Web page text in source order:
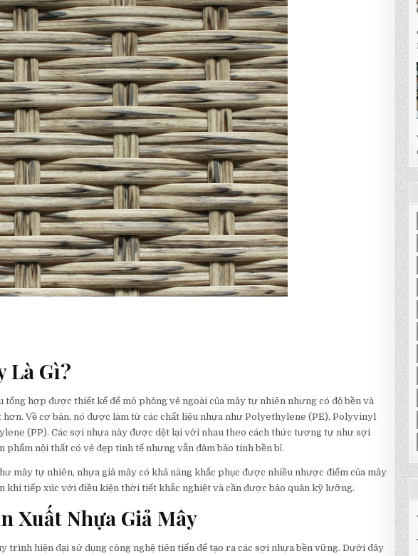
Là Gì?
tổng hợp được thiết kế để mô phỏng vẻ ngoài của mây tự nhiên nhưng có độ bền và
Về cơ bản, nó được làm từ các chất liệu nhựa như Polyethylene (PE), Polyvinyl
(PP). Các sợi nhựa này được dệt lại với nhau theo cách thức tương tự như sợi
phẩm nội thất có vẻ đẹp tinh tế nhưng vẫn đảm bảo tính bền bỉ.
mây tự nhiên, nhựa giả mây có khả năng khắc phục được nhiều nhược điểm của mây
khi tiếp xúc với điều kiện thời tiết khắc nghiệt và cần được bảo quản kỹ lưỡng.
Xuất Nhựa Giả Mây
trình hiện đại sử dụng công nghệ tiên tiến để tạo ra các sợi nhựa bền vững. Dưới đây